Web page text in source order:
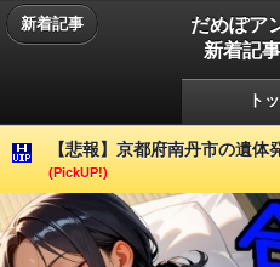
新着記事
だめぽア
新着記事
ト
【悲報】京都府南丹市の遺
(PickUP!)